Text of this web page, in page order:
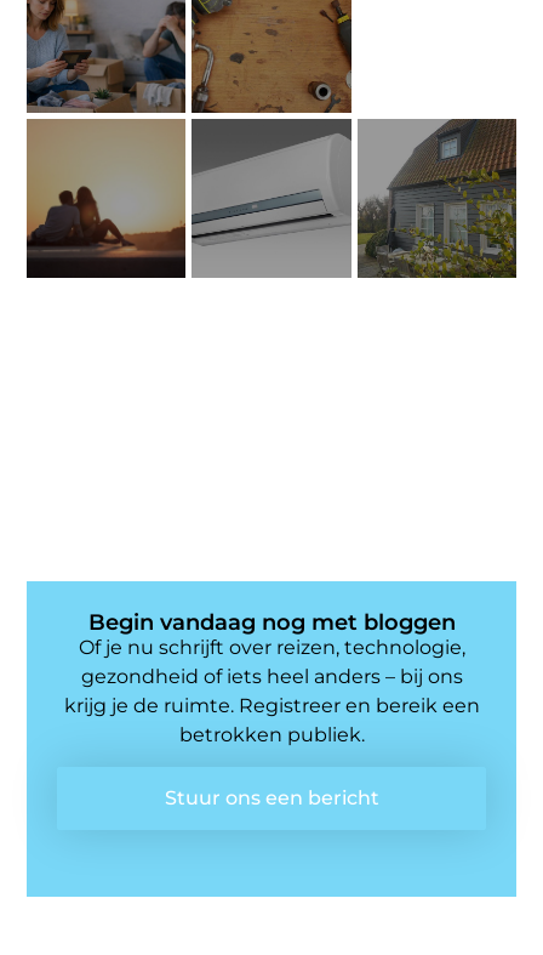
Begin vandaag nog met bloggen
Of je nu schrijft over reizen, technologie,
gezondheid of iets heel anders – bij ons
krijg je de ruimte. Registreer en bereik een
betrokken publiek.
Stuur ons een bericht